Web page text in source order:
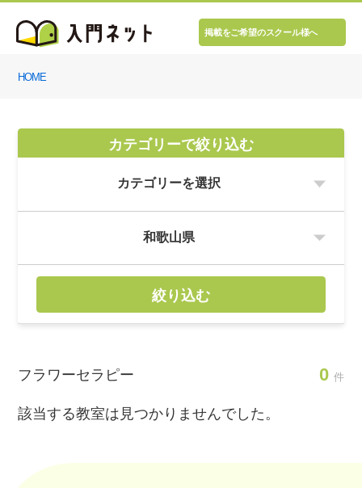
掲載をご希望のスクール様へ
HOME
カテゴリーで絞り込む
絞り込む
フラワーセラピー 0 件
該当する教室は見つかりませんでした。